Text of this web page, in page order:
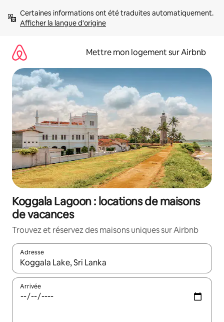
directement
Afficher la langue d'origine
Mettre mon logement sur Airbnb
Koggala Lagoon : locations de maisons
de vacances
Trouvez et réservez des maisons uniques sur Airbnb
Adresse
Lorsque les résultats s'affichent, utilisez les flèches vers le
Arrivée